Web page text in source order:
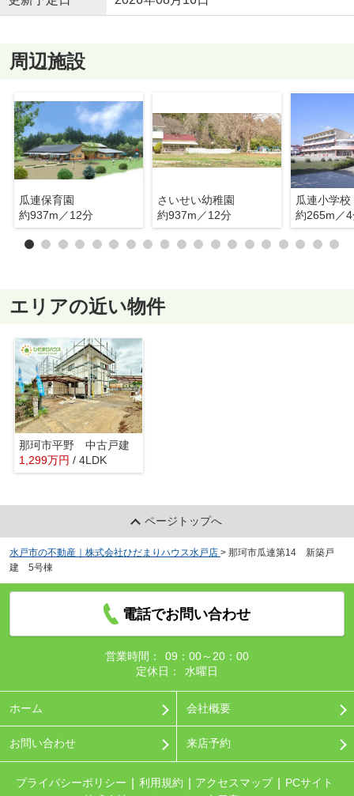
周辺施設
瓜連保育園
約937m／12分
さいせい幼稚園
約937m／12分
瓜連小学校
約265m／
エリアの近い物件
那珂市平野 中古戸建
1,299万円 / 4LDK
ページトップへ
水戸市の不動産｜株式会社ひだまりハウス水戸店 > 那珂市瓜連第14 新築戸
建 5号棟
電話でお問い合わせ
営業時間：
09：00～20：00
定休日：
水曜日
ホーム 会社概要
お問い合わせ 来店予約
プライバシーポリシー 利用規約 アクセスマップ
PCサイト